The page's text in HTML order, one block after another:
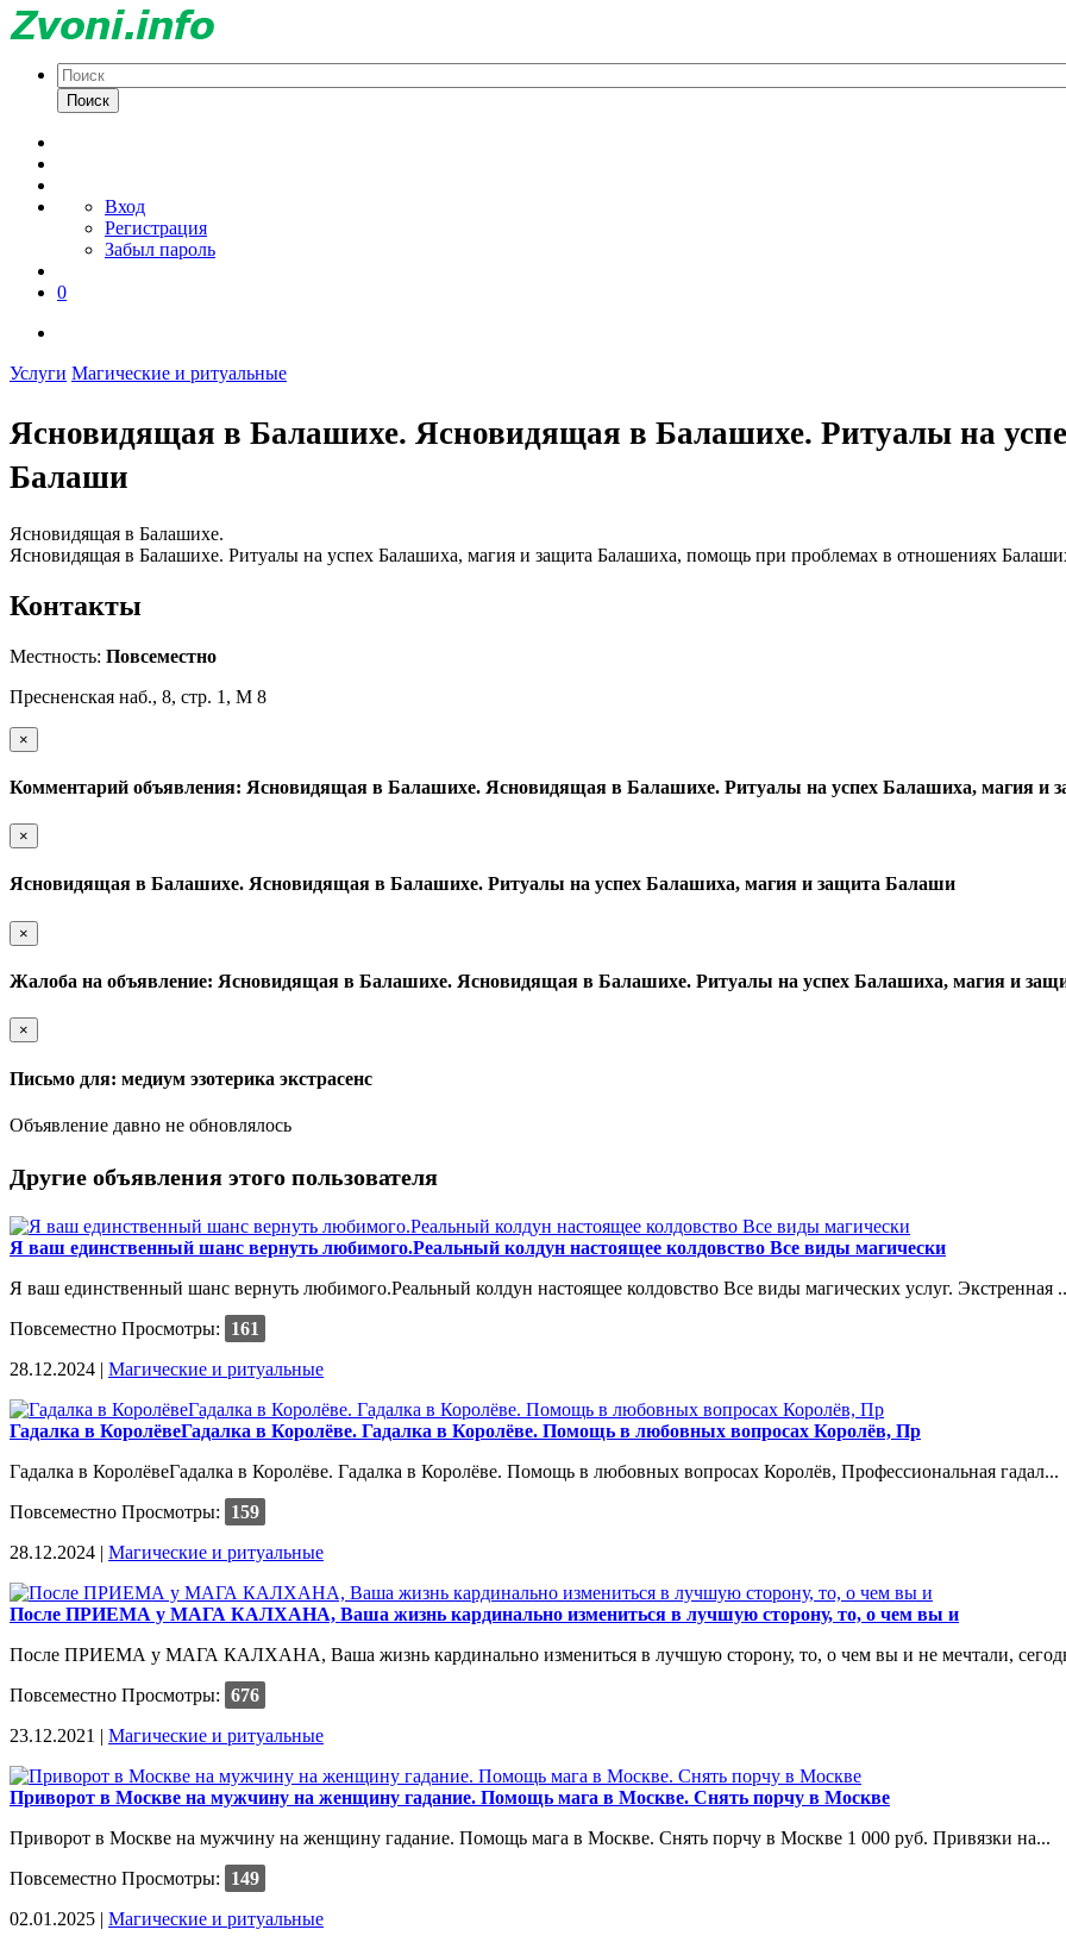
Поиск
Вход
Регистрация
Забыл пароль
0
Услуги Магические и ритуальные
Ясновидящая в Балашихе. Ясновидящая в Балашихе. Ритуалы на
Балаши
Ясновидящая в Балашихе.
Ясновидящая в Балашихе. Ритуалы на успех Балашиха, магия и защита Балашиха, помощь при проблемах в отношениях
Контакты
Местность: Повсеместно
Пресненская наб., 8, стр. 1, М 8
×
Комментарий объявления: Ясновидящая в Балашихе. Ясновидящая в Балашихе. Ритуалы на успех Балашиха, магия и
×
Ясновидящая в Балашихе. Ясновидящая в Балашихе. Ритуалы на успех Балашиха, магия и защита Балаши
×
Жалоба на объявление: Ясновидящая в Балашихе. Ясновидящая в Балашихе. Ритуалы на успех Балашиха, магия и
×
Письмо для: медиум эзотерика экстрасенс
Объявление давно не обновлялось
Другие объявления этого пользователя
Я ваш единственный шанс вернуть любимого.Реальный колдун настоящее колдовство Все виды магически
Я ваш единственный шанс вернуть любимого.Реальный колдун настоящее колдовство Все виды магических услуг. Экстренная
Повсеместно Просмотры:
161
28.12.2024 | Магические и ритуальные
Гадалка в КоролёвеГадалка в Королёве. Гадалка в Королёве. Помощь в любовных вопросах Королёв, Пр
Гадалка в КоролёвеГадалка в Королёве. Гадалка в Королёве. Помощь в любовных вопросах Королёв, Профессиональная гадал...
Повсеместно Просмотры:
159
28.12.2024 | Магические и ритуальные
После ПРИЕМА у МАГА КАЛХАНА, Ваша жизнь кардинально измениться в лучшую сторону, то, о чем вы и
После ПРИЕМА у МАГА КАЛХАНА, Ваша жизнь кардинально измениться в лучшую сторону, то, о чем вы и не мечтали,
Повсеместно Просмотры: 676
23.12.2021 | Магические и ритуальные
Приворот в Москве на мужчину на женщину гадание. Помощь мага в Москве. Снять порчу в Москве
Приворот в Москве на мужчину на женщину гадание. Помощь мага в Москве. Снять порчу в Москве 1 000 руб. Привязки на...
Повсеместно Просмотры:
149
02.01.2025 | Магические и ритуальные